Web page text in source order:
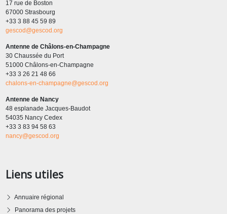
17 rue de Boston
67000 Strasbourg
+33 3 88 45 59 89
gescod@gescod.org
Antenne de Châlons-en-Champagne
30 Chaussée du Port
51000 Châlons-en-Champagne
+33 3 26 21 48 66
chalons-en-champagne@gescod.org
Antenne de Nancy
48 esplanade Jacques-Baudot
54035 Nancy Cedex
+33 3 83 94 58 63
nancy@gescod.org
Liens utiles
Annuaire régional
Panorama des projets